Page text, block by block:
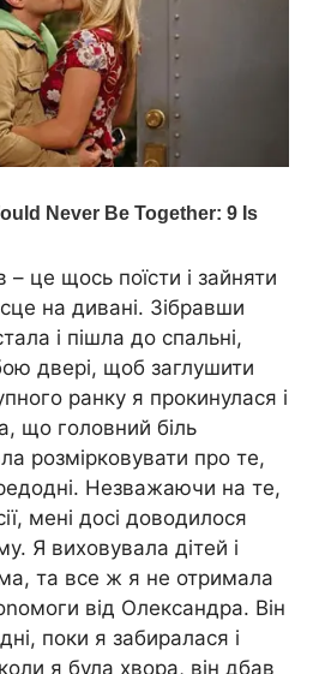
– це щось поїсти і зайняти
на дивані. Зібравши
і пішла до спальні,
двері, щоб заглушити
ранку я прокинулася і
що головний біль
розмірковувати про те,
Незважаючи на те,
мені досі доводилося
Я виховувала дітей і
та все ж я не отримала
від Олександра. Він
поки я забиралася і
я була хвора, він дбав